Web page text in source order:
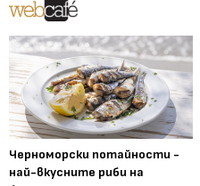
Черноморски потайности -
най-вкусните риби на